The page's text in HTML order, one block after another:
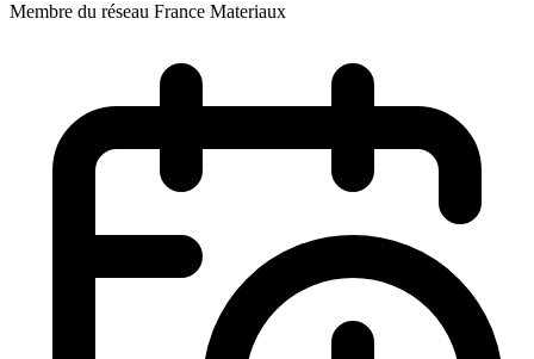
Membre du réseau France Materiaux